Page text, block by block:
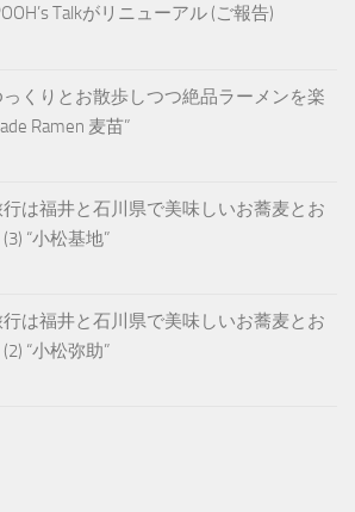
Talkがリニューアル (ご報告)
くりとお散歩しつつ絶品ラーメンを楽
Ramen 麦苗”
は福井と石川県で美味しいお蕎麦とお
“小松基地”
は福井と石川県で美味しいお蕎麦とお
“小松弥助”